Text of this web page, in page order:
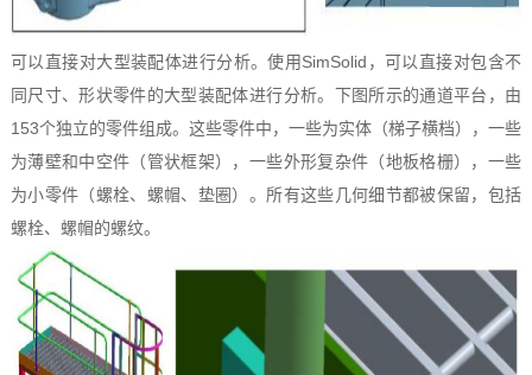
可以直接对大型装配体进行分析。使用SimSolid，可以直接对包含不
同尺寸、形状零件的大型装配体进行分析。下图所示的通道平台，由
153个独立的零件组成。这些零件中，一些为实体（梯子横档），一些
为薄壁和中空件（管状框架），一些外形复杂件（地板格栅），一些
为小零件（螺栓、螺帽、垫圈）。所有这些几何细节都被保留，包括
螺栓、螺帽的螺纹。